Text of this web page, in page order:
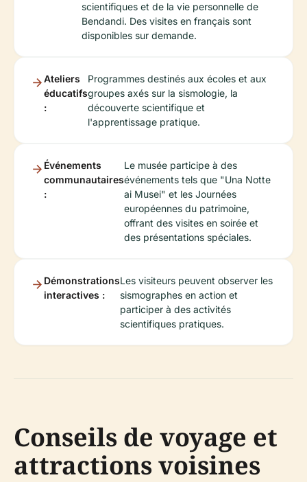
scientifiques et de la vie personnelle de
Bendandi. Des visites en français sont
disponibles sur demande.
Ateliers
éducatifs
:
Programmes destinés aux écoles et aux
groupes axés sur la sismologie, la
découverte scientifique et
l'apprentissage pratique.
Événements
communautaires
:
Le musée participe à des
événements tels que "Una Notte
ai Musei" et les Journées
européennes du patrimoine,
offrant des visites en soirée et
des présentations spéciales.
Démonstrations
interactives :
Les visiteurs peuvent observer les
sismographes en action et
participer à des activités
scientifiques pratiques.
Conseils de voyage et
attractions voisines